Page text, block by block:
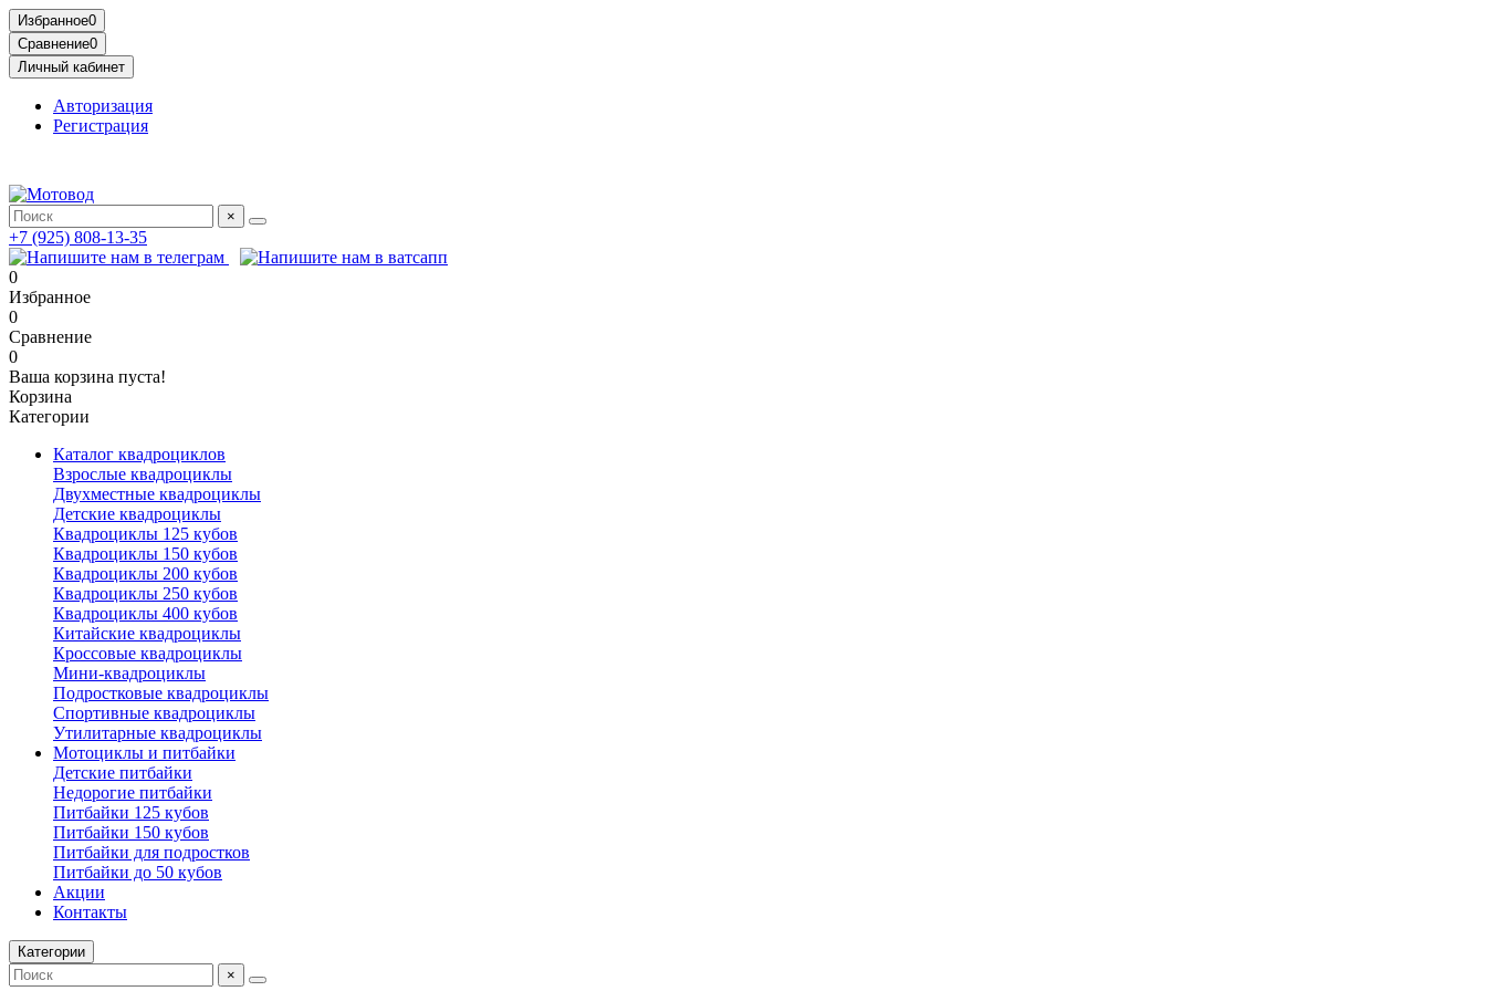
Избранное0
Сравнение0
Личный кабинет
Авторизация
Регистрация
×
+7 (925) 808-13-35
0
Избранное
0
Сравнение
0
Ваша корзина пуста!
Корзина
Категории
Каталог квадроциклов
Взрослые квадроциклы
Двухместные квадроциклы
Детские квадроциклы
Квадроциклы 125 кубов
Квадроциклы 150 кубов
Квадроциклы 200 кубов
Квадроциклы 250 кубов
Квадроциклы 400 кубов
Китайские квадроциклы
Кроссовые квадроциклы
Мини-квадроциклы
Подростковые квадроциклы
Спортивные квадроциклы
Утилитарные квадроциклы
Мотоциклы и питбайки
Детские питбайки
Недорогие питбайки
Питбайки 125 кубов
Питбайки 150 кубов
Питбайки для подростков
Питбайки до 50 кубов
Акции
Контакты
Категории
×